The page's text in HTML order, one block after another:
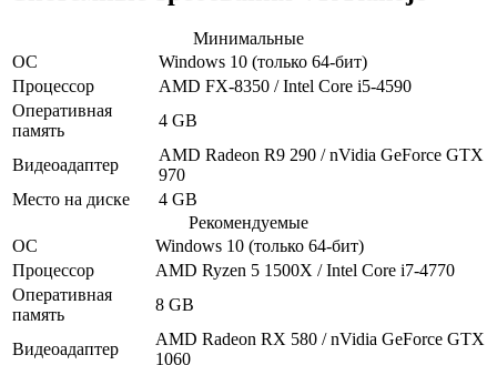
Минимальные
ОС
Windows 10 (только 64-бит)
Процессор
AMD FX-8350 / Intel Core i5-4590
Оперативная
память
4 GB
Видеоадаптер
AMD Radeon R9 290 / nVidia GeForce GTX
970
Место на диске
4 GB
Рекомендуемые
ОС
Windows 10 (только 64-бит)
Процессор
AMD Ryzen 5 1500X / Intel Core i7-4770
Оперативная
память
8 GB
Видеоадаптер
AMD Radeon RX 580 / nVidia GeForce GTX
1060